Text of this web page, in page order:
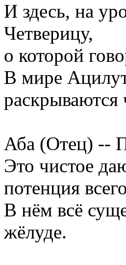
И здесь, на
Четверицу,
о которой
В мире
Аба (Отец) --
Это чистое
потенция
В нём всё
жёлуде.